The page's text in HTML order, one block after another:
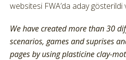
websitesi FWA’da aday
We have created more than 30
scenarios, games and suprises
pages by using plasticine clay-